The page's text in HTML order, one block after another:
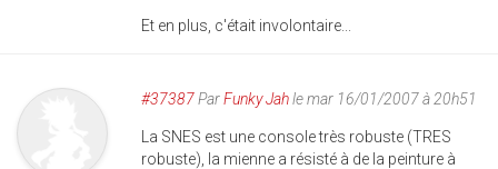
Et en plus, c'était involontaire...
#37387ParFunky Jahle mar 16/01/2007 à 20h51
La SNES est une console très robuste (TRES
robuste), la mienne a résisté à de la peinture à